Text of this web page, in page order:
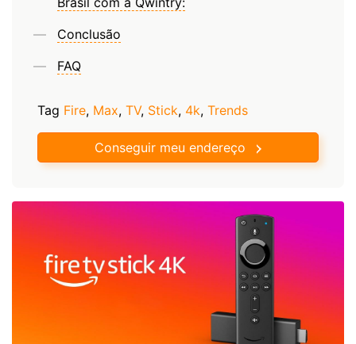
Conclusão
FAQ
Tag Fire, Max, TV, Stick, 4k, Trends
Conseguir meu endereço